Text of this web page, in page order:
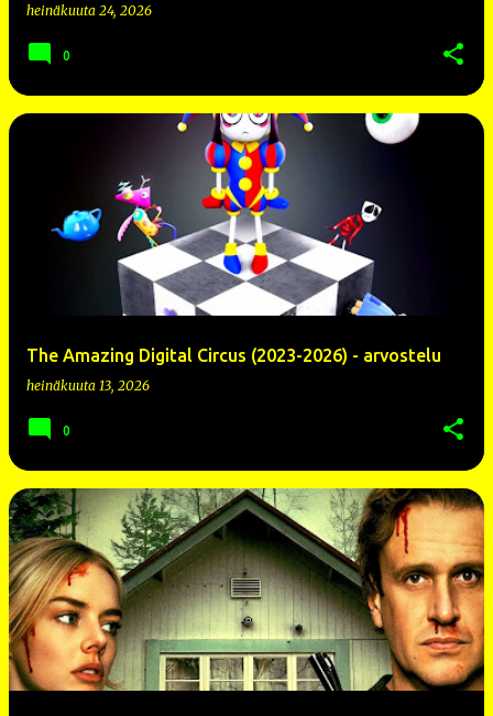
heinäkuuta 24, 2026
0
The Amazing Digital Circus (2023-2026) - arvostelu
heinäkuuta 13, 2026
0